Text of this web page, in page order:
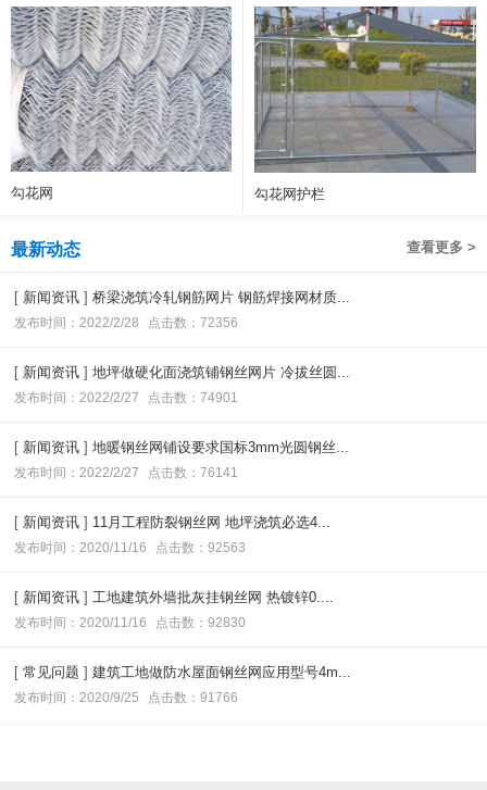
勾花网 勾花网护栏
查看更多 >
最新动态
[ 新闻资讯 ] 桥梁浇筑冷轧钢筋网片 钢筋焊接网材质...
发布时间：2022/2/28 点击数：72356
[ 新闻资讯 ] 地坪做硬化面浇筑铺钢丝网片 冷拔丝圆...
发布时间：2022/2/27 点击数：74901
[ 新闻资讯 ] 地暖钢丝网铺设要求国标3mm光圆钢丝...
发布时间：2022/2/27 点击数：76141
[ 新闻资讯 ] 11月工程防裂钢丝网 地坪浇筑必选4...
发布时间：2020/11/16 点击数：92563
[ 新闻资讯 ] 工地建筑外墙批灰挂钢丝网 热镀锌0....
发布时间：2020/11/16 点击数：92830
[ 常见问题 ] 建筑工地做防水屋面钢丝网应用型号4m...
发布时间：2020/9/25 点击数：91766